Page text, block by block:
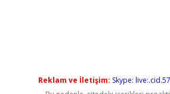
Reklam ve İletişim: Skype: